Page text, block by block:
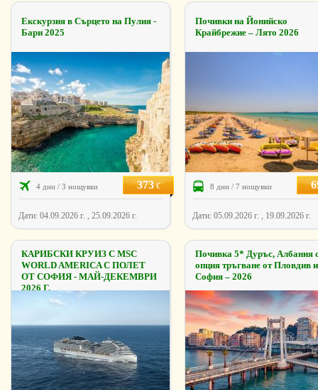
Екскурзия в Сърцето на Пулия -
Бари 2025
4 дни / 3 нощувки 373€
Дати: 04.09.2026 г. , 25.09.2026 г.
Почивки на Йонийско
Крайбрежие – Лято 2026
8 дни / 7 нощувки
Дати: 05.09.2026 г. , 19.09.2026 г.
КАРИБСКИ КРУИЗ С MSC
WORLD AMERICA С ПОЛЕТ
ОТ СОФИЯ - МАЙ-ДЕКЕМВРИ
2026 Г.
Почивка 5* Дуръс, Албания
опция тръгване от Пловдив и
София – 2026